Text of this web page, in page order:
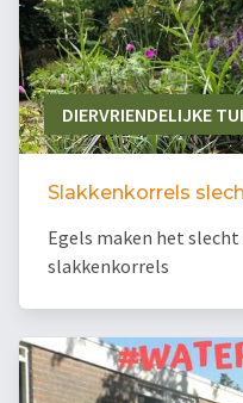
DIERVRIENDELIJKE
Slakkenkorrels
Egels maken het
slakkenkorrels